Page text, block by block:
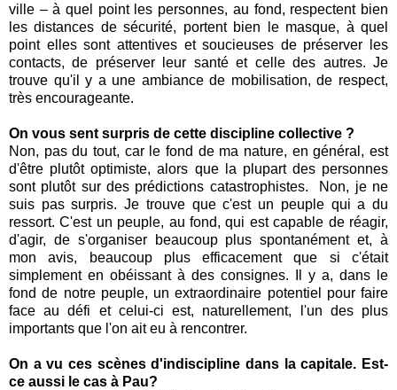
ville – à quel point les personnes, au fond, respectent bien
les distances de sécurité, portent bien le masque, à quel
point elles sont attentives et soucieuses de préserver les
contacts, de préserver leur santé et celle des autres. Je
trouve qu'il y a une ambiance de mobilisation, de respect,
très encourageante.
On vous sent surpris de cette discipline collective ?
Non, pas du tout, car le fond de ma nature, en général, est
d'être plutôt optimiste, alors que la plupart des personnes
sont plutôt sur des prédictions catastrophistes. Non, je ne
suis pas surpris. Je trouve que c'est un peuple qui a du
ressort. C'est un peuple, au fond, qui est capable de réagir,
d'agir, de s'organiser beaucoup plus spontanément et, à
mon avis, beaucoup plus efficacement que si c'était
simplement en obéissant à des consignes. Il y a, dans le
fond de notre peuple, un extraordinaire potentiel pour faire
face au défi et celui-ci est, naturellement, l'un des plus
importants que l'on ait eu à rencontrer.
On a vu ces scènes d'indiscipline dans la capitale. Est-
ce aussi le cas à Pau?